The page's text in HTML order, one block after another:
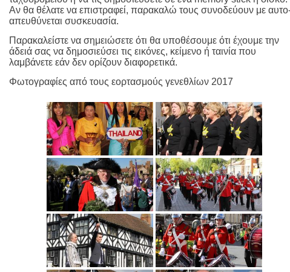
Αν θα θέλατε να επιστραφεί, παρακαλώ τους συνοδεύουν με
απευθύνεται συσκευασία.
Παρακαλείστε να σημειώσετε ότι θα υποθέσουμε ότι έχουμε την
άδειά σας να δημοσιεύσει τις εικόνες, κείμενο ή ταινία που
λαμβάνετε εάν δεν ορίζουν διαφορετικά.
Φωτογραφίες από τους εορτασμούς γενεθλίων 2017